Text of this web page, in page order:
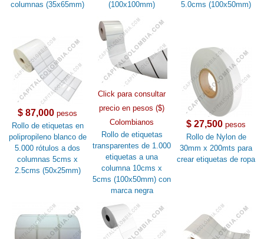
columnas (35x65mm)
(100x100mm)
5.0cms (100x50mm)
$ 87,000 pesos
Rollo de etiquetas en
polipropileno blanco de
5.000 rótulos a dos
columnas 5cms x
2.5cms (50x25mm)
Click para consultar
precio en pesos ($)
Colombianos
Rollo de etiquetas
transparentes de 1.000
etiquetas a una
columna 10cms x
5cms (100x50mm) con
marca negra
$ 27,500 pesos
Rollo de Nylon de
30mm x 200mts para
crear etiquetas de ropa